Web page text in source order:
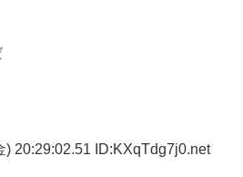
) 20:29:02.51 ID:KXqTdg7j0.net